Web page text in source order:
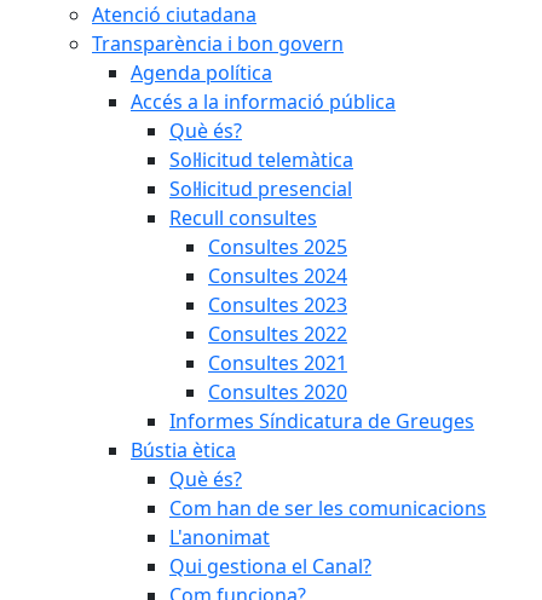
Atenció ciutadana
Transparència i bon govern
Agenda política
Accés a la informació pública
Què és?
Sol·licitud telemàtica
Sol·licitud presencial
Recull consultes
Consultes 2025
Consultes 2024
Consultes 2023
Consultes 2022
Consultes 2021
Consultes 2020
Informes Síndicatura de Greuges
Bústia ètica
Què és?
Com han de ser les comunicacions
L'anonimat
Qui gestiona el Canal?